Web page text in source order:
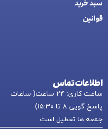
سبد خرید
قوانین
اطلاعات تماس
ساعت کاری: ۲۴ ساعت( ساعات
پاسخ گویی ۸ تا ۱۵:۳۰)
جمعه ها تعطیل است.